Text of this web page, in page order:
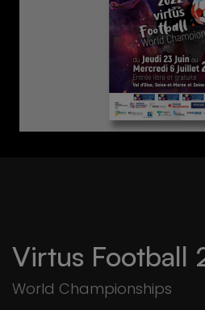
Virtus Football
World Championships